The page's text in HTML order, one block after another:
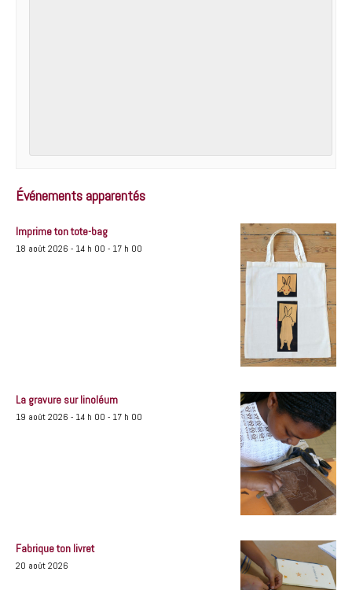
Événements apparentés
Imprime ton tote-bag
18 août 2026 - 14 h 00 - 17 h 00
La gravure sur linoléum
19 août 2026 - 14 h 00 - 17 h 00
Fabrique ton livret
20 août 2026